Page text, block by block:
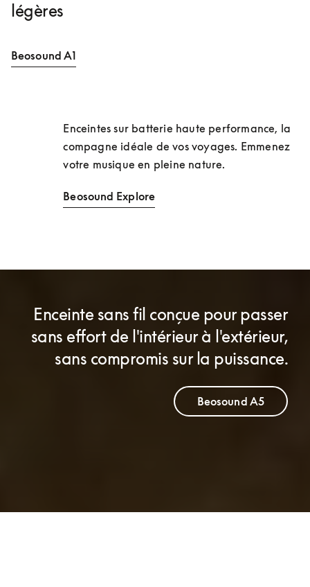
légères
Beosound A1
Enceintes sur batterie haute performance, la
compagne idéale de vos voyages. Emmenez
votre musique en pleine nature.
Beosound Explore
Enceinte sans fil conçue pour passer
sans effort de l'intérieur à l'extérieur,
sans compromis sur la puissance.
Beosound A5